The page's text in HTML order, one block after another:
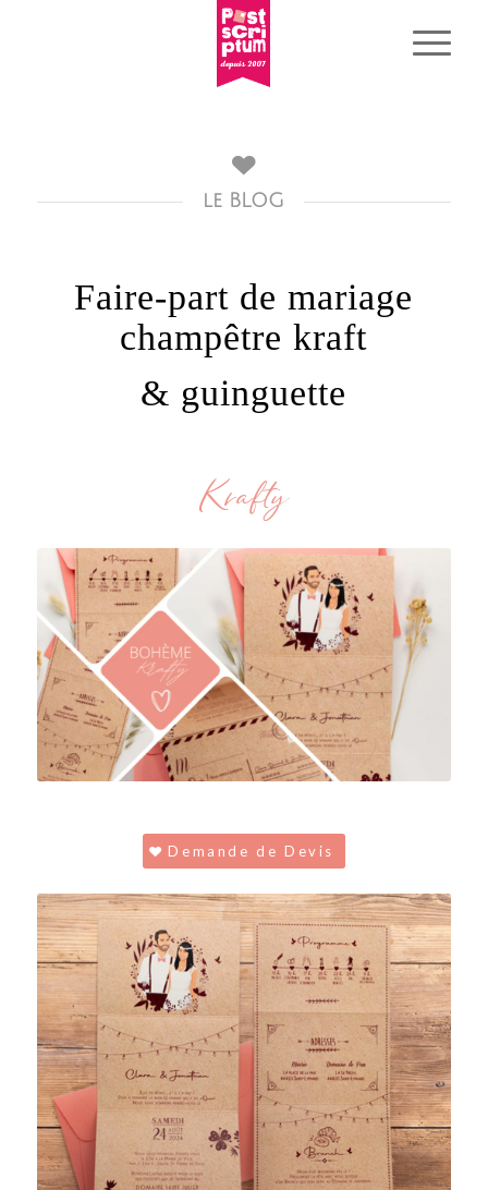
le BLOG
Faire-part de mariage
champêtre kraft
& guinguette
Krafty
Demande de Devis